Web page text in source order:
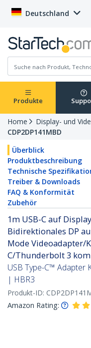
Deutschland
Produkte
Home Display- und
CDP2DP141MBD
Überblick
Produktbeschreibung
Technische
Treiber & Downloads
FAQ & Konformität
Zubehör
1m USB-C auf
Bidirektionales DP
Mode Videoadapter/
C/Thunderbolt 3
USB Type-C™
| HBR3
Produkt-ID:
Amazon Rating: